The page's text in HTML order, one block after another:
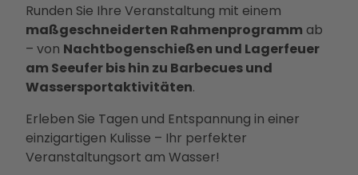
Runden Sie Ihre Veranstaltung mit einem
maßgeschneiderten Rahmenprogramm ab
– von Nachtbogenschießen und Lagerfeuer
am Seeufer bis hin zu Barbecues und
Wassersportaktivitäten.
Erleben Sie Tagen und Entspannung in einer
einzigartigen Kulisse – Ihr perfekter
Veranstaltungsort am Wasser!